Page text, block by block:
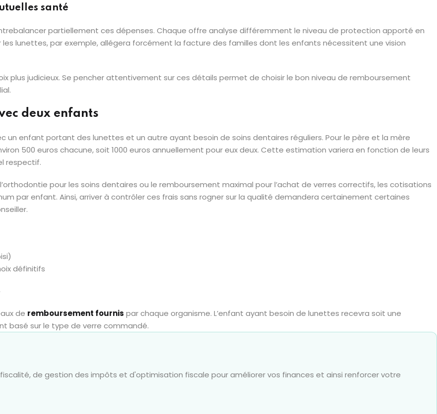
santé
partiellement ces dépenses. Chaque offre analyse différemment le niveau de protection apporté en
lunettes, par exemple, allégera forcément la facture des familles dont les enfants nécessitent une vision
plus judicieux. Se pencher attentivement sur ces détails permet de choisir le bon niveau de remboursement
deux enfants
un enfant portant des lunettes et un autre ayant besoin de soins dentaires réguliers. Pour le père et la mère
500 euros chacune, soit 1000 euros annuellement pour eux deux. Cette estimation variera en fonction de leurs
respectif.
pour les soins dentaires ou le remboursement maximal pour l’achat de verres correctifs, les cotisations
par enfant. Ainsi, arriver à contrôler ces frais sans rogner sur la qualité demandera certainement certaines
définitifs
de remboursement fournis par chaque organisme. L’enfant ayant besoin de lunettes recevra soit une
basé sur le type de verre commandé.
de gestion des impôts et d'optimisation fiscale pour améliorer vos finances et ainsi renforcer votre